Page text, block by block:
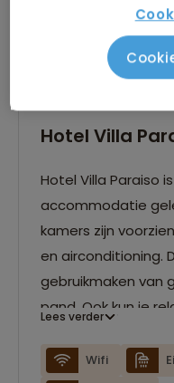
Hotel Villa
Hotel Villa Paraiso
accommodatie
kamers zijn
en airconditioning.
gebruikmaken van
pand. Ook kun je
Lees verder
Wifi